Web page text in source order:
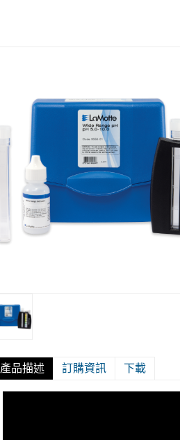
產品描述 訂購資訊 下載